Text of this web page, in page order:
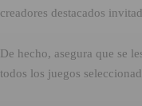
creadores destacados
De hecho, asegura que se
todos los juegos